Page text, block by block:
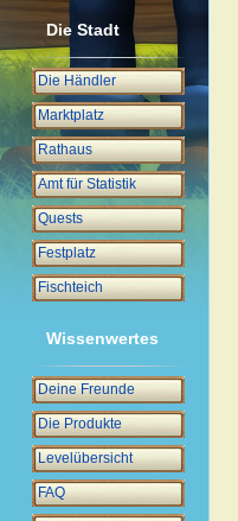
Die Stadt
Die Händler
Marktplatz
Rathaus
Amt für Statistik
Quests
Festplatz
Fischteich
Wissenwertes
Deine Freunde
Die Produkte
Levelübersicht
FAQ